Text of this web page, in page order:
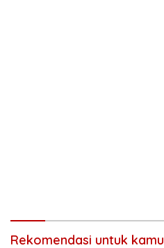
Rekomendasi untuk kamu